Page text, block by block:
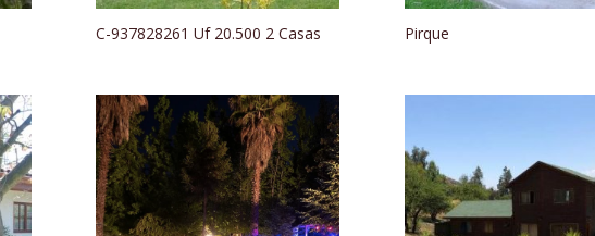
C-937828261 Uf 20.500 2 Casas Pirque